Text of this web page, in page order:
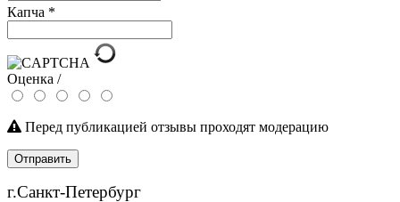
Капча *
Оценка /
Перед публикацией отзывы проходят модерацию
Отправить
г.Санкт-Петербург